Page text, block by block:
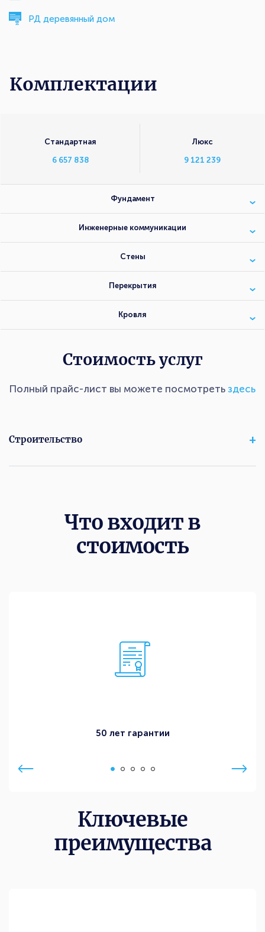
РД деревянный дом
Комплектации
Стандартная
6 657 838
Люкс
9 121 239
Фундамент
Инженерные коммуникации
Стены
Перекрытия
Кровля
Стоимость услуг
Полный прайс-лист вы можете посмотреть здесь
Строительство
Что входит в
стоимость
50 лет гарантии
Ключевые
преимущества